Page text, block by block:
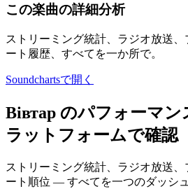
この楽曲の詳細分析
ストリーミング統計、ラジオ放送
ート履歴、すべてを一か所で。
Soundchartsで開く
Вівтар のパフォーマ
ラットフォームで確認
ストリーミング統計、ラジオ放送
ート順位 — すべてを一つのダッシュ